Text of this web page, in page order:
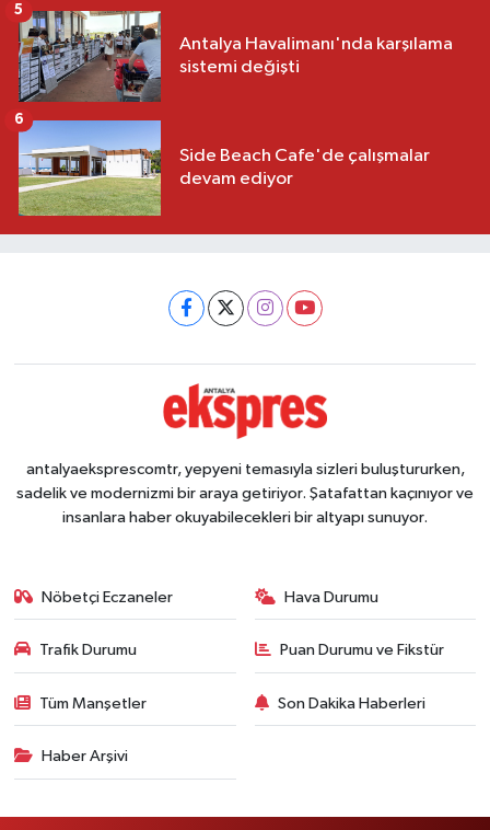
Antalya Havalimanı'nda karşılama
sistemi değişti
5
Side Beach Cafe'de çalışmalar
devam ediyor
6
antalyaeksprescomtr, yepyeni temasıyla sizleri buluştururken,
sadelik ve modernizmi bir araya getiriyor. Şatafattan kaçınıyor ve
insanlara haber okuyabilecekleri bir altyapı sunuyor.
Nöbetçi Eczaneler Hava Durumu
Trafik Durumu Puan Durumu ve Fikstür
Tüm Manşetler Son Dakika Haberleri
Haber Arşivi